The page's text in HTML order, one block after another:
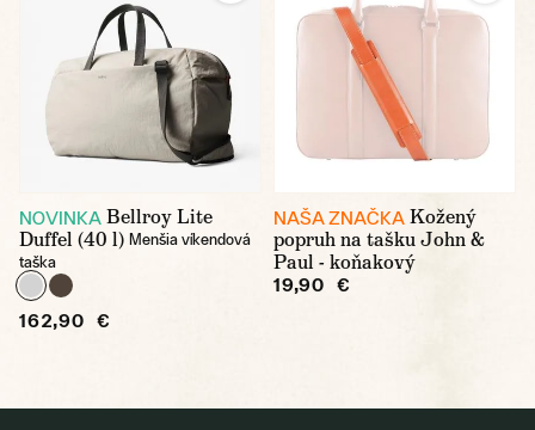
NOVINKA Bellroy Lite
Duffel (40 l) Menšia víkendová
taška
162,90 €
NAŠA ZNAČKA Kožený
popruh na tašku John &
Paul - koňakový
19,90 €